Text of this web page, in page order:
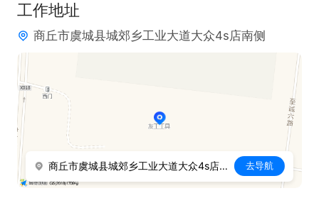
专业能力，不断拓展业务版图，实现职业价值的提
升。我们期待你凭借扎实的英语功底和丰富的经验，
为团队注入新的活力，共创贸易领域的辉煌篇章。
工作地址
商丘市虞城县城郊乡工业大道大众4s店南侧
商丘市虞城县城郊乡工业大道大众4s店南侧 去导航